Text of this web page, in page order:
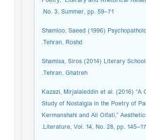
No. 3, Summer, pp. 59–71.
Shamloo, Saeed (1996)
Tehran, Roshd.
Shamisa, Siros (2014) Literary
Tehran, Ghatreh.
Kazazi, Mirjalaleddin et al. (2016) “A
Study of Nostalgia in the Poetry of
Kermanshahi and Ali Olfati,”
Literature, Vol. 14, No. 28, pp.